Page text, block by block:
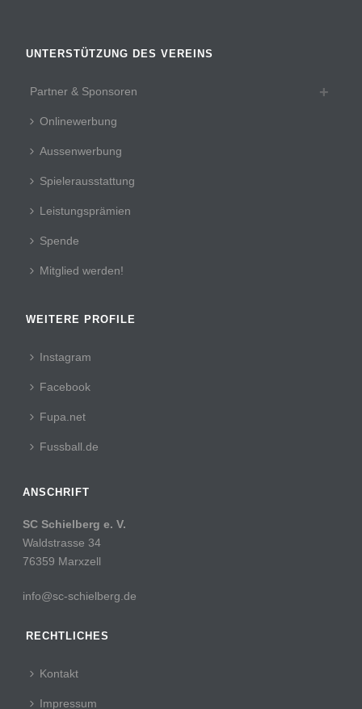
UNTERSTÜTZUNG DES VEREINS
Partner & Sponsoren
Onlinewerbung
Aussenwerbung
Spielerausstattung
Leistungsprämien
Spende
Mitglied werden!
WEITERE PROFILE
Instagram
Facebook
Fupa.net
Fussball.de
ANSCHRIFT
SC Schielberg e. V.
Waldstrasse 34
76359 Marxzell
info@sc-schielberg.de
RECHTLICHES
Kontakt
Impressum